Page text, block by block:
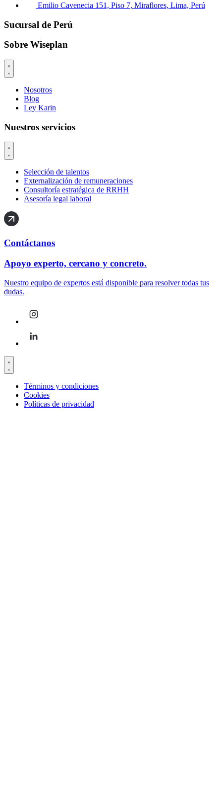
Emilio Cavenecia 151, Piso 7, Miraflores, Lima, Perú
Sucursal de Perú
Sobre Wiseplan
Nosotros
Blog
Ley Karin
Nuestros servicios
Selección de talentos
Externalización de remuneraciones
Consultoría estratégica de RRHH
Asesoría legal laboral
Contáctanos
Apoyo experto, cercano y concreto.
Nuestro equipo de expertos está disponible para resolver todas tus
dudas.
Términos y condiciones
Cookies
Políticas de privacidad